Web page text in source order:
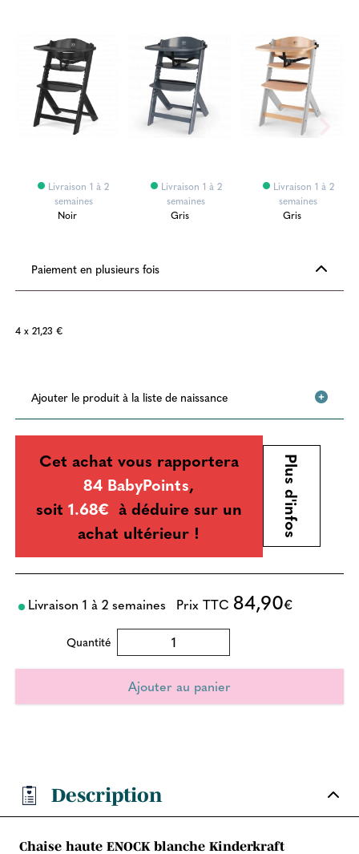
Livraison 1 à 2
semaines
Noir
Livraison 1 à 2
semaines
Gris
Livraison 1 à 2
semaines
Gris
Paiement en plusieurs fois
4 x 21,23 €
Ajouter le produit à la liste de naissance
Cet achat vous rapportera
84 BabyPoints,
soit 1.68€ à déduire sur un
achat ultérieur !
Plus d'infos
Livraison 1 à 2 semaines Prix TTC 84,90€
Quantité
Description
Chaise haute ENOCK blanche Kinderkraft